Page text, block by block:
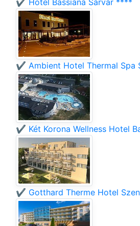
✔️ Hotel Bassiana Sárvár ****
✔️ Ambient Hotel Thermal Spa
✔️ Két Korona Wellness Hotel
✔️ Gotthard Therme Hotel